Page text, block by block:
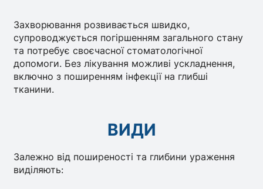
Захворювання розвивається швидко,
супроводжується погіршенням загального стану
та потребує своєчасної стоматологічної
допомоги. Без лікування можливі ускладнення,
включно з поширенням інфекції на глибші
тканини.
ВИДИ
Залежно від поширеності та глибини ураження
виділяють: